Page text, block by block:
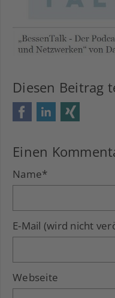
Diesen Beitrag
FacebookLinkedIn
Einen
Name*
E-Mail (wird nicht
Webseite